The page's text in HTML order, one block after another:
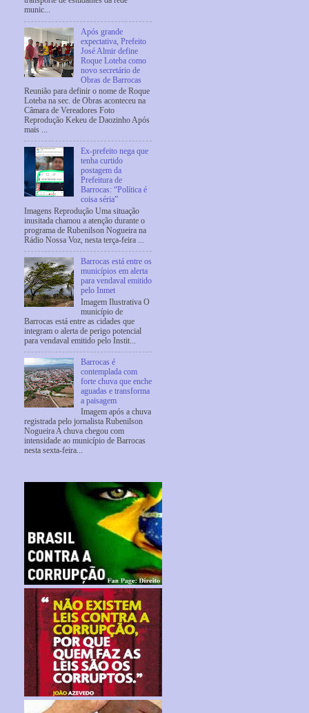
munic...
Após grande
expectativa, Prefeito
José Almir define
Roque Loteba como
novo secretário de
Obras de Barrocas
Reunião para definir o nome de Roque
Loteba na sec. de Obras aconteceu na
Câmara de Vereadores Foto
Reprodução Kekeu de Daozinho Após
mais ...
Ex-prefeito nega que
tenha curtido
postagem da
Prefeitura de
Barrocas: “Política é
coisa séria”
Imagens Reprodução Uma situação
inusitada chamou a atenção durante o
programa de Rubenilson Nogueira na
Rádio Nossa Voz, nesta terça-feira ...
Barrocas está entre os
municípios em alerta
para vendaval emitido
pelo Inmet
Imagem Ilustrativa O
município de
Barrocas está entre as cidades que
integram o alerta de perigo potencial
para vendaval emitido pelo Instit...
Barrocas é
contemplada com
forte chuva que enche
aguadas e transforma
a paisagem
Imagem após a chuva
registrada pelo jornalista Rubenilson
Nogueira A chuva chegou com
intensidade ao município de Barrocas
nesta sexta-feira...